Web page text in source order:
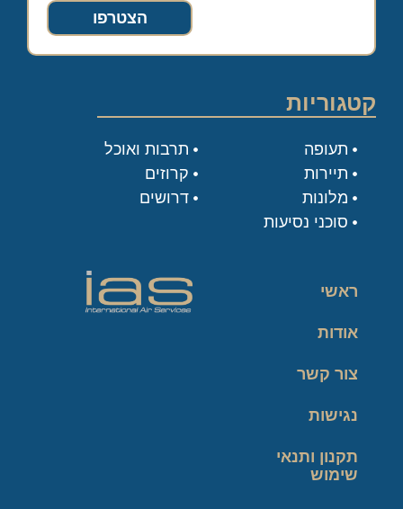
הצטרפו
קטגוריות
תעופה
תיירות
מלונות
סוכני נסיעות
תרבות ואוכל
קרוזים
דרושים
ראשי
אודות
צור קשר
נגישות
תקנון ותנאי
שימוש